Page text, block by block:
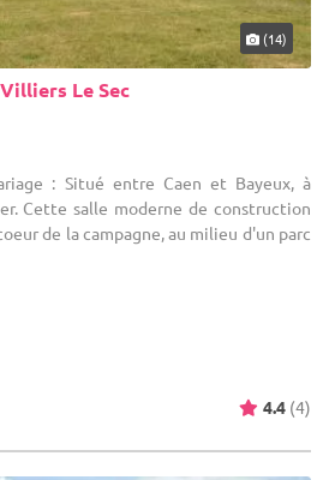
(14)
Le Sec
: Situé entre Caen et Bayeux, à
Cette salle moderne de construction
de la campagne, au milieu d'un parc
4.4 (4)